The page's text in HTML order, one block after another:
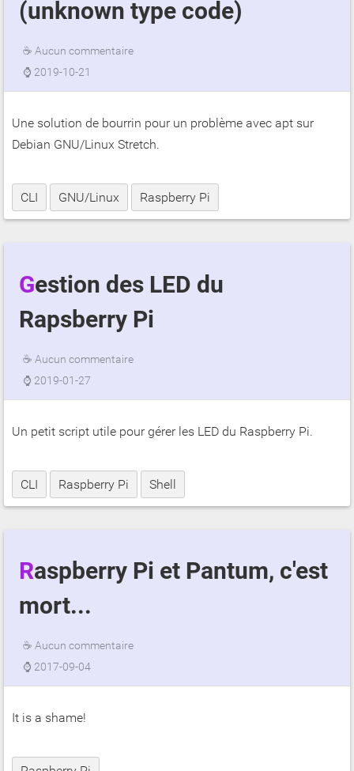
(unknown type code)
☕ Aucun commentaire
⌚ 2019-10-21
Une solution de bourrin pour un problème avec apt sur
Debian GNU/Linux Stretch.
CLI GNU/Linux Raspberry Pi
Gestion des LED du
Rapsberry Pi
☕ Aucun commentaire
⌚ 2019-01-27
Un petit script utile pour gérer les LED du Raspberry Pi.
CLI Raspberry Pi Shell
Raspberry Pi et Pantum, c'est
mort...
☕ Aucun commentaire
⌚ 2017-09-04
It is a shame!